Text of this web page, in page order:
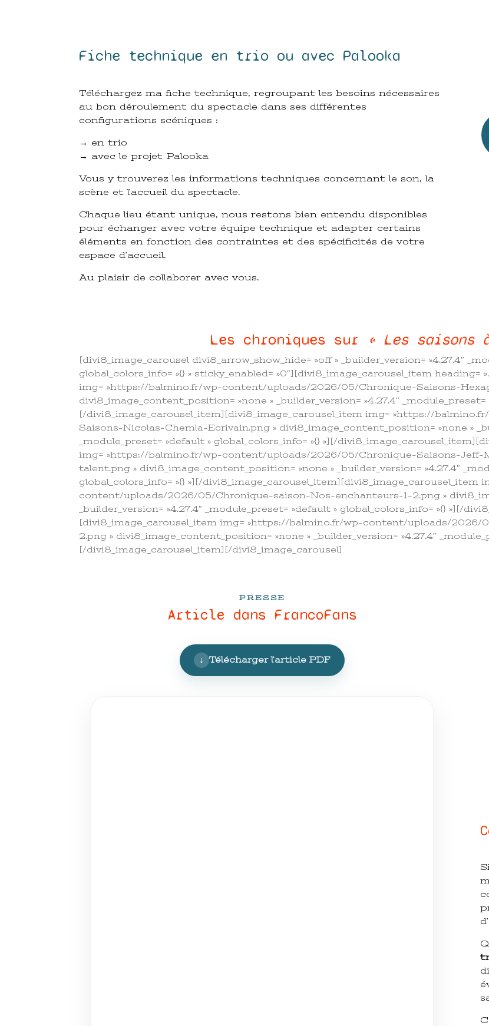
Fiche technique en trio ou avec Palooka
Téléchargez ma fiche technique, regroupant les besoins nécessaires
au bon déroulement du spectacle dans ses différentes
configurations scéniques :
→ en trio
→ avec le projet Palooka
Vous y trouverez les informations techniques concernant le son, la
scène et l’accueil du spectacle.
Chaque lieu étant unique, nous restons bien entendu disponibles
pour échanger avec votre équipe technique et adapter certains
éléments en fonction des contraintes et des spécificités de votre
espace d’accueil.
Au plaisir de collaborer avec vous.
Les chroniques sur « Les saisons
[divi8_image_carousel divi8_arrow_show_hide= »off » _builder_version= »4.27.4″
global_colors_info= »{} » sticky_enabled= »0″][divi8_image_carousel_item heading=
img= »https://balmino.fr/wp-content/uploads/2026/05/Chronique-Saisons-
divi8_image_content_position= »none » _builder_version= »4.27.4″ _module_preset=
[/divi8_image_carousel_item][divi8_image_carousel_item img= »https://
Saisons-Nicolas-Chemla-Ecrivain.png » divi8_image_content_position= »none »
_module_preset= »default » global_colors_info= »{} »][/
img= »https://balmino.fr/wp-content/uploads/2026/05/Chronique-Saisons-Jeff-
talent.png » divi8_image_content_position= »none » _builder_version= »4.27.4″
global_colors_info= »{} »][/
content/uploads/2026/05/Chronique-saison-Nos-enchanteurs-1-2.png »
_builder_version= »4.27.4″ _module_preset= »default » global_colors_info= »{} »][/
[divi8_image_carousel_item img= »https://balmino.fr/wp-content/uploads/
2.png » divi8_image_content_position= »none » _builder_version= »4.27.4″
[/divi8_image_carousel_item][/divi8_image_carousel]
PRESSE
Article dans FrancoFans
↓ Télécharger l’article PDF